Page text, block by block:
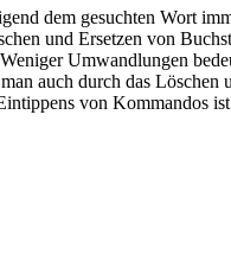
dem gesuchten Wort
und Ersetzen von
Umwandlungen
auch durch das Löschen
von Kommandos